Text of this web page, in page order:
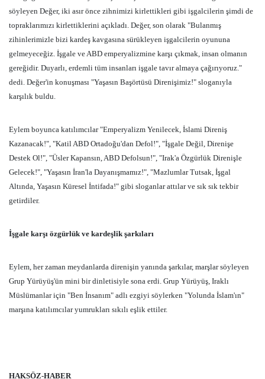
söyleyen Değer, iki asır önce zihnimizi kirlettikleri gibi işgalcilerin şimdi de
topraklarımızı kirlettiklerini açıkladı. Değer, son olarak "Bulanmış
zihinlerimizle bizi kardeş kavgasına sürükleyen işgalcilerin oyununa
gelmeyeceğiz. İşgale ve ABD emperyalizmine karşı çıkmak, insan olmanın
gereğidir. Duyarlı, erdemli tüm insanları işgale tavır almaya çağırıyoruz."
dedi. Değer'in konuşması "Yaşasın Başörtüsü Direnişimiz!" sloganıyla
karşılık buldu.
Eylem boyunca katılımcılar "Emperyalizm Yenilecek, İslami Direniş
Kazanacak!", "Katil ABD Ortadoğu'dan Defol!", "İşgale Değil, Direnişe
Destek Ol!", "Üsler Kapansın, ABD Defolsun!", "Irak'a Özgürlük Direnişle
Gelecek!", "Yaşasın İran'la Dayanışmamız!", "Mazlumlar Tutsak, İşgal
Altında, Yaşasın Küresel İntifada!" gibi sloganlar attılar ve sık sık tekbir
getirdiler.
İşgale karşı özgürlük ve kardeşlik şarkıları
Eylem, her zaman meydanlarda direnişin yanında şarkılar, marşlar söyleyen
Grup Yürüyüş'ün mini bir dinletisiyle sona erdi. Grup Yürüyüş, Iraklı
Müslümanlar için "Ben İnsanım" adlı ezgiyi söylerken "Yolunda İslam'ın"
marşına katılımcılar yumrukları sıkılı eşlik ettiler.
HAKSÖZ-HABER